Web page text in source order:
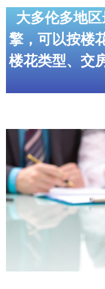
贷款指南
租房指南
查询房源
楼花大全
大多伦多地区楼花开
楼花地图
楼花转让专区
多伦多市中心楼花项
大多伦多地区
擎，可以按楼
楼花类型、交